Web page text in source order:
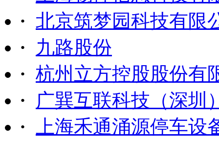
· 北京筑梦园科技有限
·
九路股份
· 杭州立方控股股份有
·
广巽互联科技（深圳
·
上海禾通涌源停车设